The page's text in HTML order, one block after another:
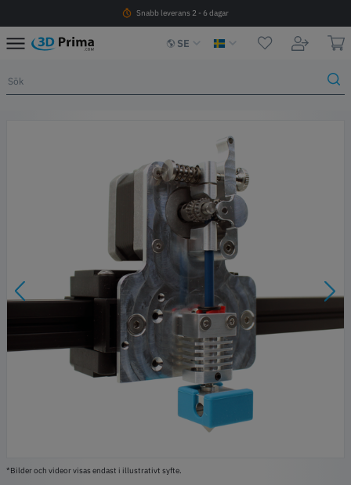
Snabb leverans 2 - 6 dagar
SE
*Bilder och videor visas endast i illustrativt syfte.